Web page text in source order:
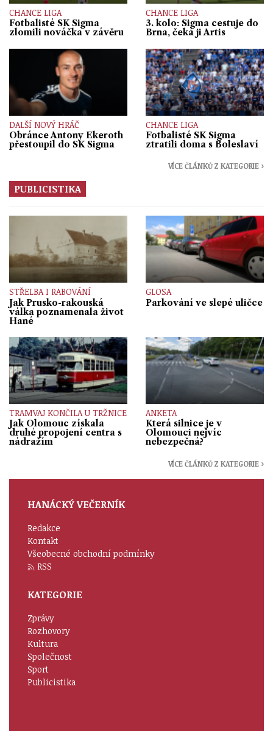
CHANCE LIGA
Fotbalisté SK Sigma
zlomili nováčka v závěru
CHANCE LIGA
3. kolo: Sigma cestuje do
Brna, čeká ji Artis
DALŠÍ NOVÝ HRÁČ
Obránce Antony Ekeroth
přestoupil do SK Sigma
CHANCE LIGA
Fotbalisté SK Sigma
ztratili doma s Boleslaví
VÍCE ČLÁNKŮ Z KATEGORIE ›
PUBLICISTIKA
STŘELBA I RABOVÁNÍ
Jak Prusko-rakouská
válka poznamenala život
Hané
GLOSA
Parkování ve slepé uličce
TRAMVAJ KONČILA U TRŽNICE
Jak Olomouc získala
druhé propojení centra s
nádražím
ANKETA
Která silnice je v
Olomouci nejvíc
nebezpečná?
VÍCE ČLÁNKŮ Z KATEGORIE ›
HANÁCKÝ VEČERNÍK
Redakce
Kontakt
Všeobecné obchodní podmínky
RSS
KATEGORIE
Zprávy
Rozhovory
Kultura
Společnost
Sport
Publicistika